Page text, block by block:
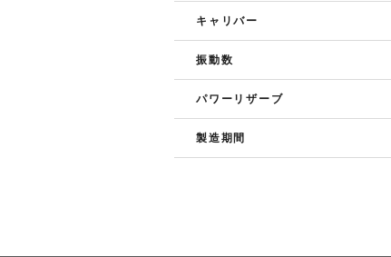
キャリバー
振動数
パワーリザーブ
製造期間